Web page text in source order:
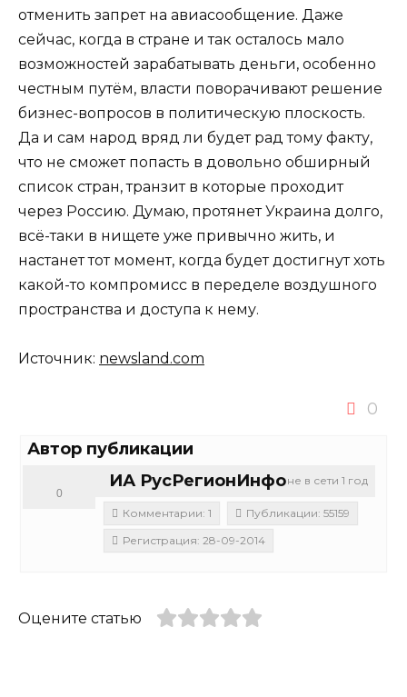
отменить запрет на авиасообщение. Даже
сейчас, когда в стране и так осталось мало
возможностей зарабатывать деньги, особенно
честным путём, власти поворачивают решение
бизнес-вопросов в политическую плоскость.
Да и сам народ вряд ли будет рад тому факту,
что не сможет попасть в довольно обширный
список стран, транзит в которые проходит
через Россию. Думаю, протянет Украина долго,
всё-таки в нищете уже привычно жить, и
настанет тот момент, когда будет достигнут хоть
какой-то компромисс в переделе воздушного
пространства и доступа к нему.
Источник: newsland.com
0
Автор публикации
не в сети 1 год
ИА РусРегионИнфо
0
Комментарии: 1
Публикации: 55159
Регистрация: 28-09-2014
Оцените статью